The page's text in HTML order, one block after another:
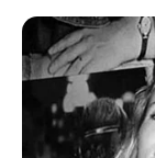
„T2
recenzja